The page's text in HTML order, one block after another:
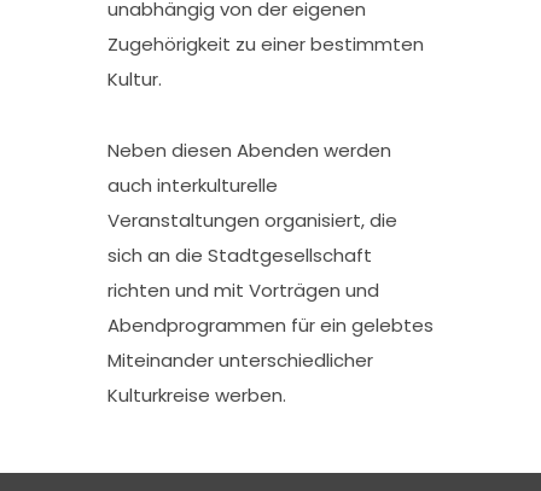
unabhängig von der eigenen
Zugehörigkeit zu einer bestimmten
Kultur.
Neben diesen Abenden werden
auch interkulturelle
Veranstaltungen organisiert, die
sich an die Stadtgesellschaft
richten und mit Vorträgen und
Abendprogrammen für ein gelebtes
Miteinander unterschiedlicher
Kulturkreise werben.